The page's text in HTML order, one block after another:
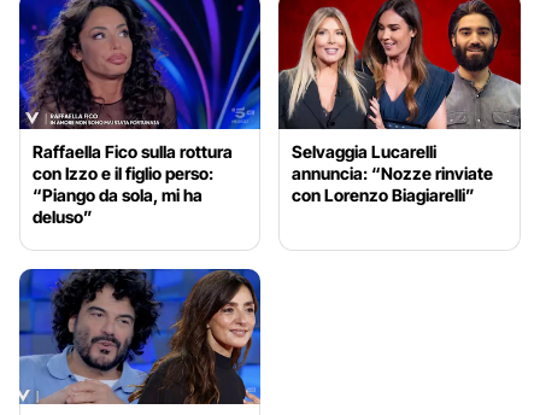
Raffaella Fico sulla rottura
con Izzo e il figlio perso:
“Piango da sola, mi ha
deluso”
Selvaggia Lucarelli
annuncia: “Nozze rinviate
con Lorenzo Biagiarelli”